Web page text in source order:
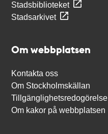
Stadsbiblioteket
Stadsarkivet
Om webbplatsen
Kontakta oss
Om Stockholmskällan
Tillgänglighetsredogörelse
Om kakor på webbplatsen